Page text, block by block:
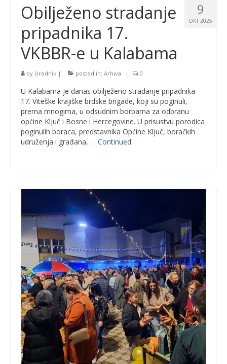
9
OKT 2025
Obilježeno stradanje
pripadnika 17.
VKBBR-e u Kalabama
by Urednik | posted in: Arhiva | 0
U Kalabama je danas obilježeno stradanje pripadnika
17. Viteške krajiške brdske brigade, koji su poginuli,
prema mnogima, u odsudnim borbama za odbranu
općine Ključ i Bosne i Hercegovine. U prisustvu porodica
poginulih boraca, predstavnika Općine Ključ, boračkih
udruženja i građana, … Continued